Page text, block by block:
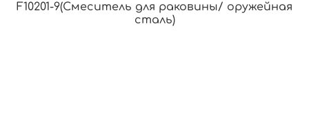
F10201-9(Смеситель для раковины/ оружейная
сталь)